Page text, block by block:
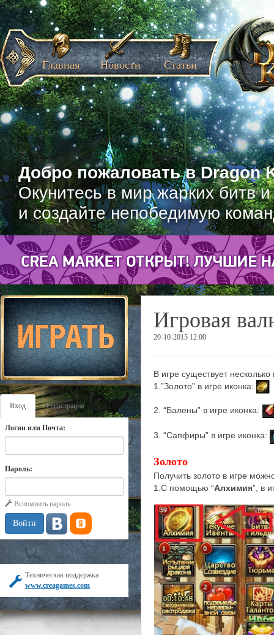
Добро пожаловать в Dragon
Окунитесь в мир жарких битв
и создайте непобедимую
Главная Новости Статьи
Вход Регистрация
Логин или Почта:
Пароль:
Вспомнить пароль
Техническая поддержка
www.creagames.com
Игровая
20-10-2015 12:00
В игре существует
1.”Золото” в игре иконка:
2. “Балены” в игре иконка:
3. “Сапфиры” в игре иконка:
Золото
Получить золото в игре
1.С помощью “Алхимия” , в